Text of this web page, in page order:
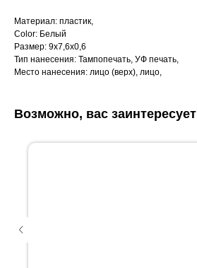
Материал: пластик,
Color: Белый
Размер: 9х7,6х0,6
Тип нанесения: Тампопечать, УФ печать,
Место нанесения: лицо (верх), лицо,
Возможно, вас заинтересует